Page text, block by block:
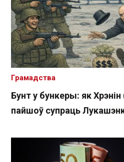
Бунт у бункеры: як
пайшоў супраць
Грамадства